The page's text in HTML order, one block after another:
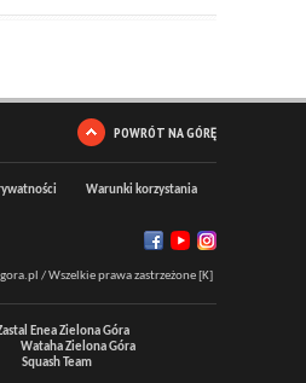
POWRÓT NA GÓRĘ
Warunki korzystania
/ Wszelkie prawa zastrzeżone [K]
Enea Zielona Góra
Wataha Zielona Góra
Squash Team